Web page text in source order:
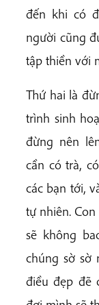
đến khi có
người cũng
tập thiền với
Thứ hai là
trình sinh
đừng nên
cần có trà,
các bạn tới,
tự nhiên.
sẽ không
chúng sờ sờ
điều đẹp đẽ